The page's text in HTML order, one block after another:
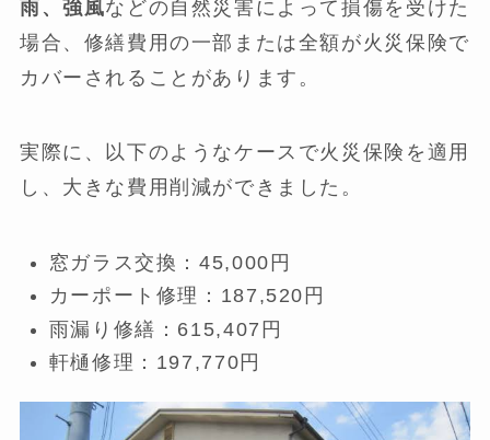
雨、強風などの自然災害によって損傷を受けた
場合、修繕費用の一部または全額が火災保険で
カバーされることがあります。
実際に、以下のようなケースで火災保険を適用
し、大きな費用削減ができました。
窓ガラス交換：45,000円
カーポート修理：187,520円
雨漏り修繕：615,407円
軒樋修理：197,770円